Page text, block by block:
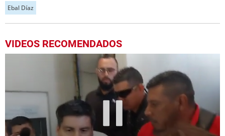
Ebal Díaz
VIDEOS RECOMENDADOS